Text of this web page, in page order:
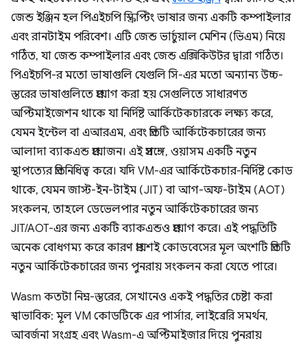
জেন্ড ইঞ্জিন হল পিএইচপি স্ক্রিপ্টিং ভাষার জন্য একটি কম্পাইলার
এবং রানটাইম পরিবেশ। এটি জেন্ড ভার্চুয়াল মেশিন (ভিএম) নিয়ে
গঠিত, যা জেন্ড কম্পাইলার এবং জেন্ড এক্সিকিউটর দ্বারা গঠিত।
পিএইচপি-র মতো ভাষাগুলি যেগুলি সি-এর মতো অন্যান্য উচ্চ-
স্তরের ভাষাগুলিতে প্রয়োগ করা হয় সেগুলিতে সাধারণত
অপ্টিমাইজেশন থাকে যা নির্দিষ্ট আর্কিটেকচারকে লক্ষ্য করে,
যেমন ইন্টেল বা এআরএম, এবং প্রতিটি আর্কিটেকচারের জন্য
আলাদা ব্যাকএন্ড প্রয়োজন। এই প্রসঙ্গে, ওয়াসম একটি নতুন
স্থাপত্যের প্রতিনিধিত্ব করে। যদি VM-এর আর্কিটেকচার-নির্দিষ্ট কোড
থাকে, যেমন জাস্ট-ইন-টাইম (JIT) বা আগ-অফ-টাইম (AOT)
সংকলন, তাহলে ডেভেলপার নতুন আর্কিটেকচারের জন্য
JIT/AOT-এর জন্য একটি ব্যাকএন্ডও প্রয়োগ করে। এই পদ্ধতিটি
অনেক বোধগম্য করে কারণ প্রায়শই কোডবেসের মূল অংশটি প্রতিটি
নতুন আর্কিটেকচারের জন্য পুনরায় সংকলন করা যেতে পারে।
Wasm কতটা নিম্ন-স্তরের, সেখানেও একই পদ্ধতির চেষ্টা করা
স্বাভাবিক: মূল VM কোডটিকে এর পার্সার, লাইব্রেরি সমর্থন,
আবর্জনা সংগ্রহ এবং Wasm-এ অপ্টিমাইজার দিয়ে পুনরায়